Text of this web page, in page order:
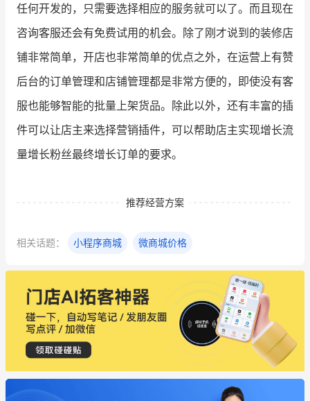
任何开发的，只需要选择相应的服务就可以了。而且现在
咨询客服还会有免费试用的机会。除了刚才说到的装修店
铺非常简单，开店也非常简单的优点之外，在运营上有赞
后台的订单管理和店铺管理都是非常方便的，即使没有客
服也能够智能的批量上架货品。除此以外，还有丰富的插
件可以让店主来选择营销插件，可以帮助店主实现增长流
量增长粉丝最终增长订单的要求。
推荐经营方案
相关话题： 小程序商城 微商城价格